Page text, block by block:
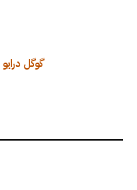
گوگل درایو